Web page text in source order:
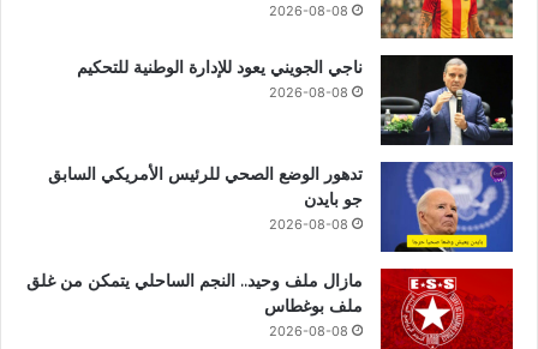
2026-08-08
ناجي الجويني يعود للإدارة الوطنية للتحكيم
2026-08-08
تدهور الوضع الصحي للرئيس الأمريكي السابق
جو بايدن
2026-08-08
مازال ملف وحيد.. النجم الساحلي يتمكن من غلق
ملف بوغطاس
2026-08-08